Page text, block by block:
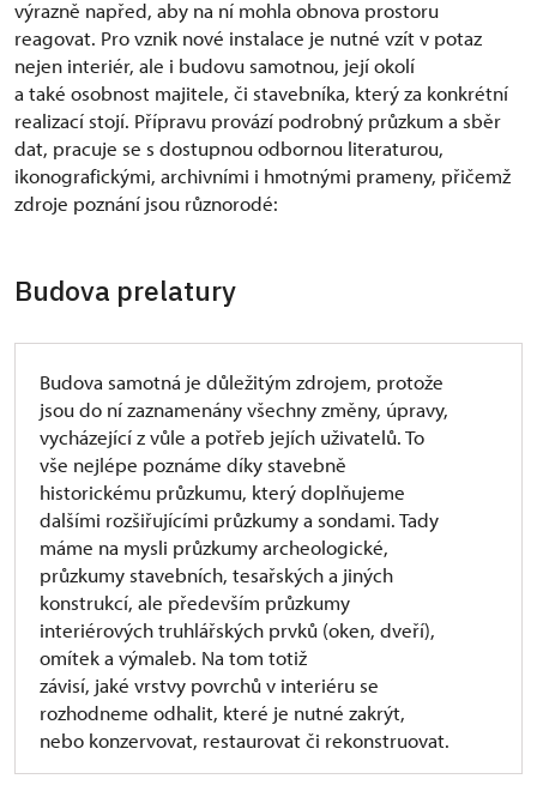
výrazně napřed, aby na ní mohla obnova prostoru
reagovat. Pro vznik nové instalace je nutné vzít v potaz
nejen interiér, ale i budovu samotnou, její okolí
a také osobnost majitele, či stavebníka, který za konkrétní
realizací stojí. Přípravu provází podrobný průzkum a sběr
dat, pracuje se s dostupnou odbornou literaturou,
ikonografickými, archivními i hmotnými prameny, přičemž
zdroje poznání jsou různorodé:
Budova prelatury
Budova samotná je důležitým zdrojem, protože
jsou do ní zaznamenány všechny změny, úpravy,
vycházející z vůle a potřeb jejích uživatelů. To
vše nejlépe poznáme díky stavebně
historickému průzkumu, který doplňujeme
dalšími rozšiřujícími průzkumy a sondami. Tady
máme na mysli průzkumy archeologické,
průzkumy stavebních, tesařských a jiných
konstrukcí, ale především průzkumy
interiérových truhlářských prvků (oken, dveří),
omítek a výmaleb. Na tom totiž
závisí, jaké vrstvy povrchů v interiéru se
rozhodneme odhalit, které je nutné zakrýt,
nebo konzervovat, restaurovat či rekonstruovat.